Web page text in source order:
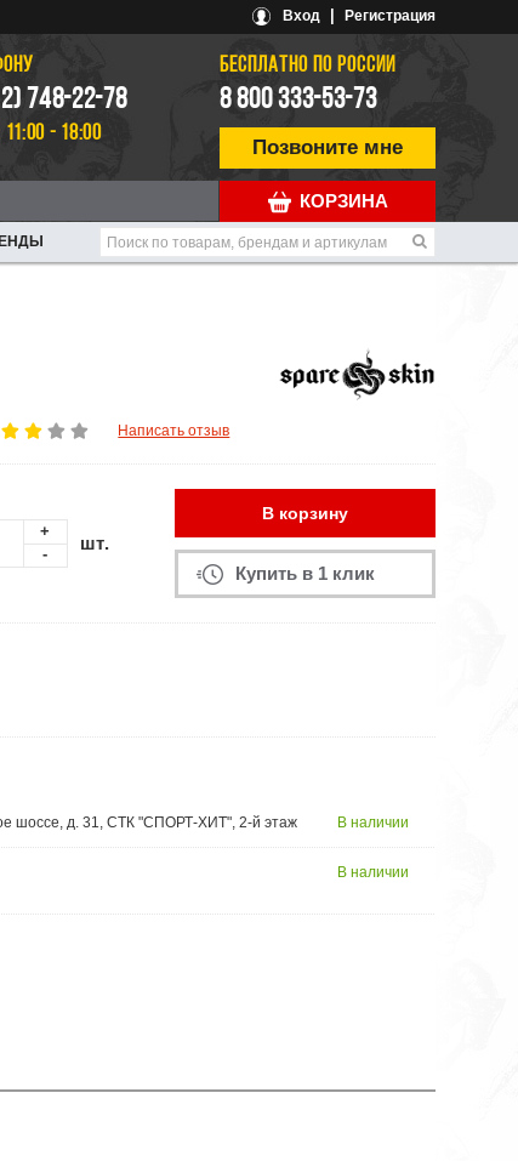
Вход Регистрация
748-22-78
- 18:00
БЕСПЛАТНО ПО РОССИИ
8 800 333-53-73
Позвоните мне
КОРЗИНА
Написать отзыв
+
-
шт.
В корзину
Купить в 1 клик
шоссе, д. 31, СТК "СПОРТ-ХИТ", 2-й этаж В наличии
В наличии